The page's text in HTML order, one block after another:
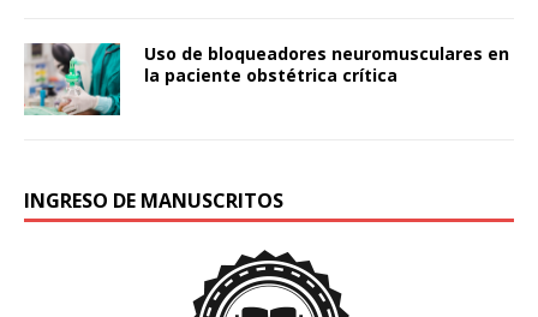
Uso de bloqueadores neuromusculares en
la paciente obstétrica crítica
INGRESO DE MANUSCRITOS